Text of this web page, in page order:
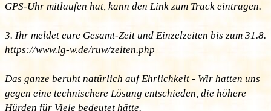
GPS-Uhr mitlaufen hat, kann den Link zum Track eintragen.
3. Ihr meldet eure Gesamt-Zeit und Einzelzeiten bis zum 31.8.
https://www.lg-w.de/ruw/zeiten.php
Das ganze beruht natürlich auf Ehrlichkeit - Wir hatten uns
gegen eine technischere Lösung entschieden, die höhere
Hürden für Viele bedeutet hätte.